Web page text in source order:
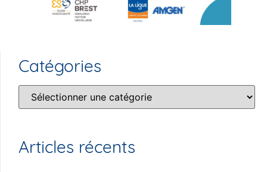
Catégories
Articles récents